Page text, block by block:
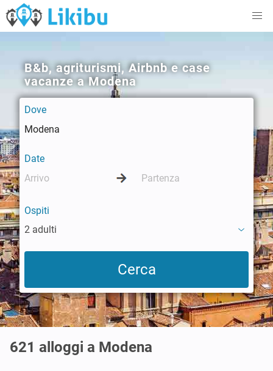
B&b, agriturismi, Airbnb e case
vacanze a Modena
Dove
Date
Ospiti
2 adulti
621 alloggi a Modena